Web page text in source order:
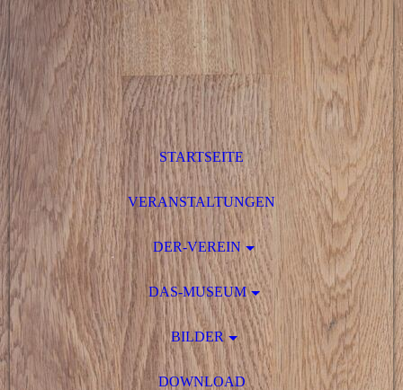
STARTSEITE
VERANSTALTUNGEN
DER-VEREIN
DAS-MUSEUM
BILDER
DOWNLOAD